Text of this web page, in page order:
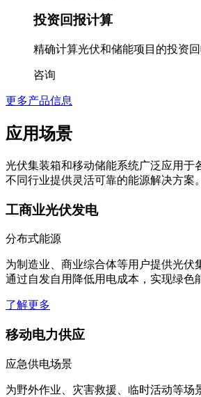
投资回报计算
精确计算光伏和储能项目的投资回
咨询
更多产品信息
应用场景
光伏集装箱和移动储能系统广泛应用于
不同行业提供灵活可靠的能源解决方案。
工商业光伏发电
分布式能源
为制造业、商业综合体等用户提供光伏
通过自发自用降低用电成本，实现绿色
了解更多
移动电力供应
应急供电场景
为野外作业、灾害救援、临时活动等场